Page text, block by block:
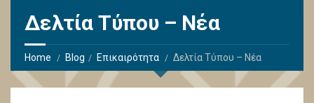
Δελτία Τύπου – Νέα
Home Blog Επικαιρότητα Δελτία Τύπου – Νέα